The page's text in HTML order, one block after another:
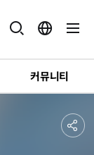
커뮤니티
공